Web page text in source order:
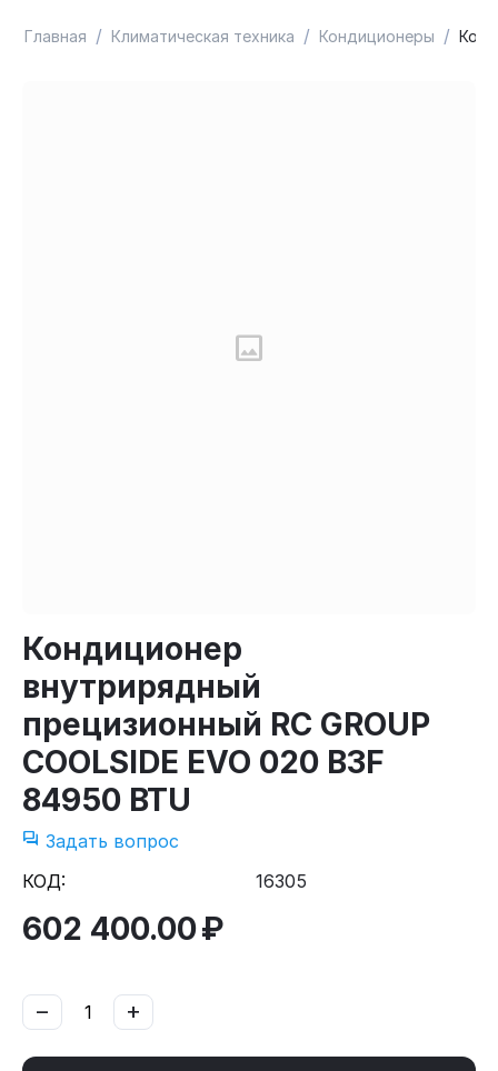
Главная / Климатическая техника / Кондиционеры /
Кондиционер
внутрирядный
прецизионный RC GROUP
COOLSIDE EVO 020 B3F
84950 BTU
Задать вопрос
КОД:
16305
602 400.00₽
+
−